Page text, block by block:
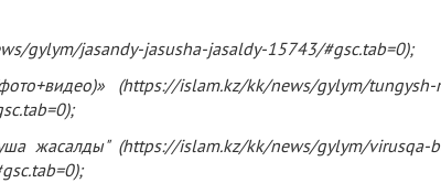
gylym/jasandy-jasusha-jasaldy-15743/#gsc.tab=0);
(https://islam.kz/kk/news/gylym/tungysh-
);
жасалды" (https://islam.kz/kk/news/gylym/virusqa-